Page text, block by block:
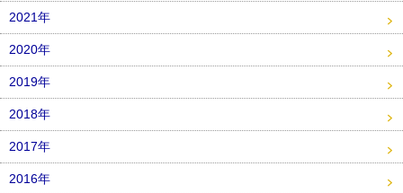
2021年
2020年
2019年
2018年
2017年
2016年